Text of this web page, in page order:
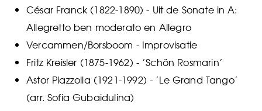
César Franck (1822-1890) - Uit de Sonate in A:
Allegretto ben moderato en Allegro
Vercammen/Borsboom - Improvisatie
Fritz Kreisler (1875-1962) - ’Schön Rosmarin’
Astor Piazzolla (1921-1992) - ’Le Grand Tango’
(arr. Sofia Gubaidulina)